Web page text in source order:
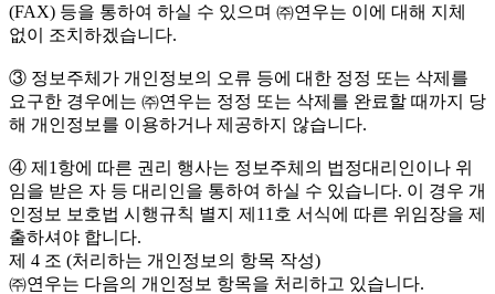
(FAX) 등을 통하여 하실 수 있으며 ㈜연우는 이에 대해 지체
없이 조치하겠습니다.
③ 정보주체가 개인정보의 오류 등에 대한 정정 또는 삭제를
요구한 경우에는 ㈜연우는 정정 또는 삭제를 완료할 때까지 당
해 개인정보를 이용하거나 제공하지 않습니다.
④ 제1항에 따른 권리 행사는 정보주체의 법정대리인이나 위
임을 받은 자 등 대리인을 통하여 하실 수 있습니다. 이 경우 개
인정보 보호법 시행규칙 별지 제11호 서식에 따른 위임장을 제
출하셔야 합니다.
제 4 조 (처리하는 개인정보의 항목 작성)
㈜연우는 다음의 개인정보 항목을 처리하고 있습니다.